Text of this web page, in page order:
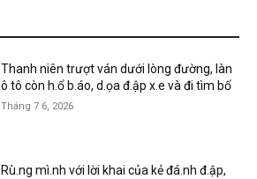
Thanh niên trượt ván dưới lòng đường, làn
ô tô còn h.ổ b.áo, d.ọa đ.ập x.e và đi tìm bố
Tháng 7 6, 2026
Rù.ng mì.nh với lời khai của kẻ đá.nh đ.ập,